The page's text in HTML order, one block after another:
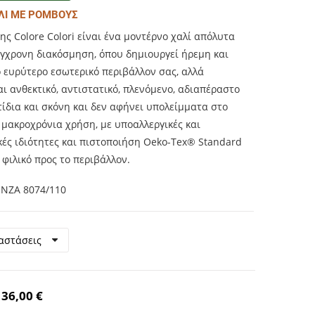
ΜΕ ΡΟΜΒΟΥΣ
Colore Colori είναι ένα μοντέρνο χαλί απόλυτα
διακόσμηση, όπου δημιουργεί ήρεμη και
εσωτερικό περιβάλλον σας, αλλά
ανθεκτικό, αντιστατικό, πλενόμενο, αδιαπέραστο
και σκόνη και δεν αφήνει υπολείμματα στο
χρήση, με υποαλλεργικές και
ιδιότητες και πιστοποιήση Oeko-Tex® Standard
προς το περιβάλλον.
8074/110
36,00 €